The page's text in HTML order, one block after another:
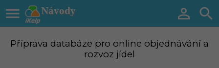
Návody
  
Příprava databáze pro online objednávání a
rozvoz jídel